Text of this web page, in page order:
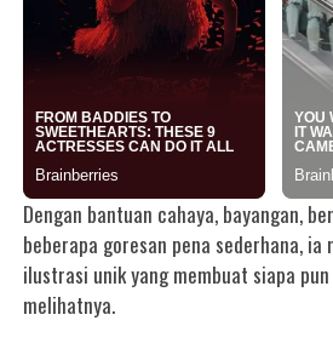
Dengan bantuan cahaya, bayangan,
beberapa goresan pena sederhana, ia
ilustrasi unik yang membuat siapa
melihatnya.